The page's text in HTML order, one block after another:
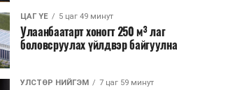
ЦАГ ҮЕ 5 цаг 49 минут
Улаанбаатарт хоногт 250 м³ лаг
боловсруулах үйлдвэр байгуулна
УЛСТӨР НИЙГЭМ 7 цаг 59 минут